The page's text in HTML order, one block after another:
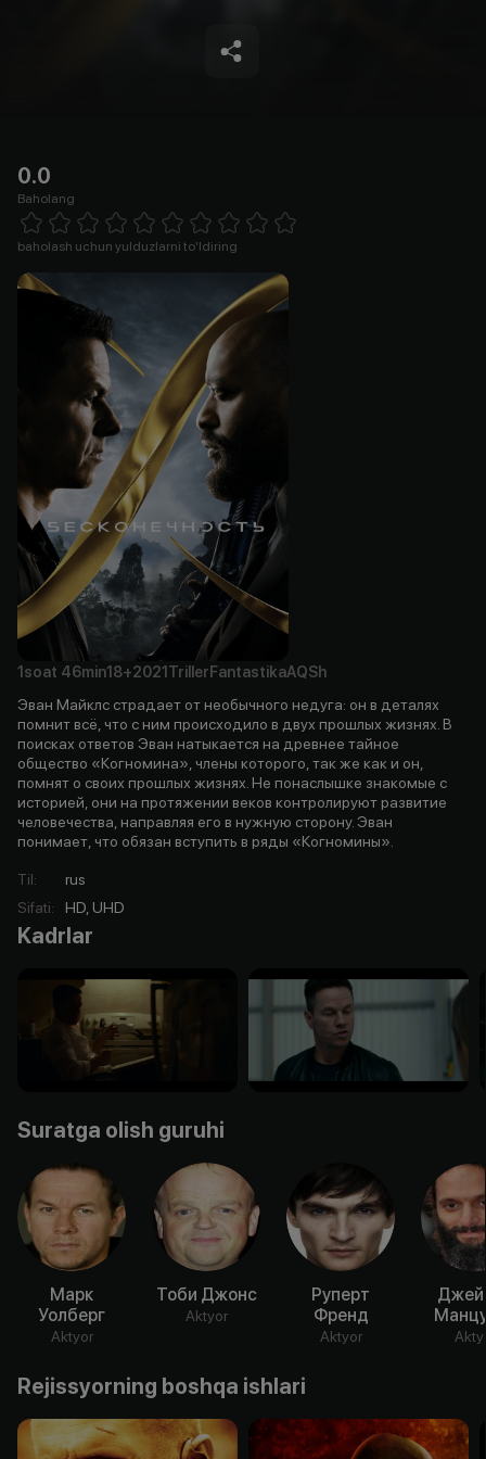
0.0
Baholang
1 Star 2 Stars 3 Stars 4 Stars5 Stars 6 Stars7 Stars8 Stars
baholash uchun yulduzlarni to'ldiring
1soat 46min18+2021 Triller FantastikaAQSh
Эван Майклс страдает от необычного недуга: он в деталях
помнит всё, что с ним происходило в двух прошлых жизнях. В
поисках ответов Эван натыкается на древнее тайное
общество «Когномина», члены которого, так же как и он,
помнят о своих прошлых жизнях. Не понаслышке знакомые с
историей, они на протяжении веков контролируют развитие
человечества, направляя его в нужную сторону. Эван
понимает, что обязан вступить в ряды «Когномины».
Til:
rus
Sifati: HD, UHD
Kadrlar
Suratga olish guruhi
Марк
Уолберг
Aktyor
Тоби Джонс
Aktyor
Руперт
Френд
Aktyor
Rejissyorning boshqa ishlari